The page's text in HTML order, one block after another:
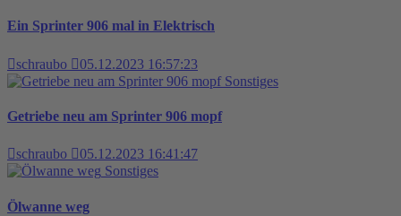
Ein Sprinter 906 mal in Elektrisch
schraubo
05.12.2023 16:57:23
Sonstiges
Getriebe neu am Sprinter 906 mopf
schraubo
05.12.2023 16:41:47
Sonstiges
Ölwanne weg